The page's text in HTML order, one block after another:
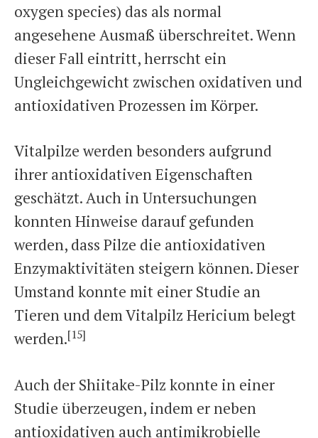
oxygen species) das als normal
angesehene Ausmaß überschreitet. Wenn
dieser Fall eintritt, herrscht ein
Ungleichgewicht zwischen oxidativen und
antioxidativen Prozessen im Körper.
Vitalpilze werden besonders aufgrund
ihrer antioxidativen Eigenschaften
geschätzt. Auch in Untersuchungen
konnten Hinweise darauf gefunden
werden, dass Pilze die antioxidativen
Enzymaktivitäten steigern können. Dieser
Umstand konnte mit einer Studie an
Tieren und dem Vitalpilz Hericium belegt
werden.[15]
Auch der Shiitake-Pilz konnte in einer
Studie überzeugen, indem er neben
antioxidativen auch antimikrobielle